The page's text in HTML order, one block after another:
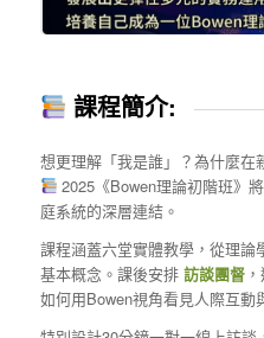
課程簡介:
想更理解「我是誰」？為什麼在
2025《Bowen理論初階班》
庭系統的深層連結。
課程涵蓋六堂實體教學，從理論
基本概念。課後安排 訪談團督，
如何用Bowen視角看見人際互動